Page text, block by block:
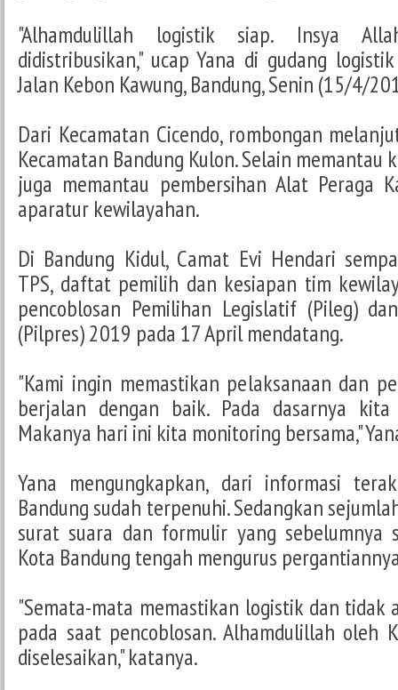
"Alhamdulillah logistik siap. Insya
didistribusikan," ucap Yana di gudang
Jalan Kebon Kawung, Bandung, Senin (15/4/
Dari Kecamatan Cicendo, rombongan
Kecamatan Bandung Kulon. Selain memantau
juga memantau pembersihan Alat Peraga
aparatur kewilayahan.
Di Bandung Kidul, Camat Evi Hendari
TPS, daftat pemilih dan kesiapan tim
pencoblosan Pemilihan Legislatif (Pileg)
(Pilpres) 2019 pada 17 April mendatang.
"Kami ingin memastikan pelaksanaan dan
berjalan dengan baik. Pada dasarnya kita
Makanya hari ini kita monitoring bersama,"‎
‎Yana mengungkapkan, dari informasi
Bandung sudah terpenuhi. Sedangkan
surat suara dan formulir yang sebelumnya
Kota Bandung tengah mengurus
"Semata-mata memastikan logistik dan tidak
pada saat pencoblosan. Alhamdulillah oleh
diselesaikan," katanya.